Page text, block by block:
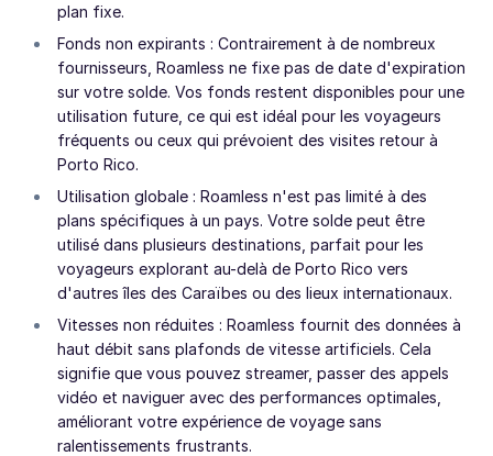
plan fixe.
Fonds non expirants : Contrairement à de nombreux
fournisseurs, Roamless ne fixe pas de date d'expiration
sur votre solde. Vos fonds restent disponibles pour une
utilisation future, ce qui est idéal pour les voyageurs
fréquents ou ceux qui prévoient des visites retour à
Porto Rico.
Utilisation globale : Roamless n'est pas limité à des
plans spécifiques à un pays. Votre solde peut être
utilisé dans plusieurs destinations, parfait pour les
voyageurs explorant au-delà de Porto Rico vers
d'autres îles des Caraïbes ou des lieux internationaux.
Vitesses non réduites : Roamless fournit des données à
haut débit sans plafonds de vitesse artificiels. Cela
signifie que vous pouvez streamer, passer des appels
vidéo et naviguer avec des performances optimales,
améliorant votre expérience de voyage sans
ralentissements frustrants.